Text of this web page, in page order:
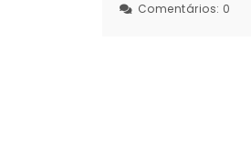
Comentários: 0